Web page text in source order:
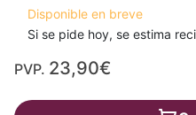
Disponible en breve
Si se pide hoy, se estima
PVP. 23,90€